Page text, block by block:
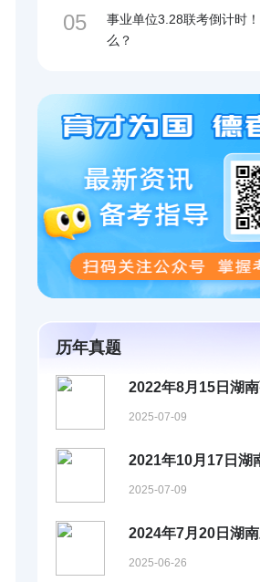
05
事业单位3.28联考倒计时
么？
历年真题
2022年8月15日湖
2025-07-09
2021年10月17日湖
2025-07-09
2024年7月20日湖
2025-06-26